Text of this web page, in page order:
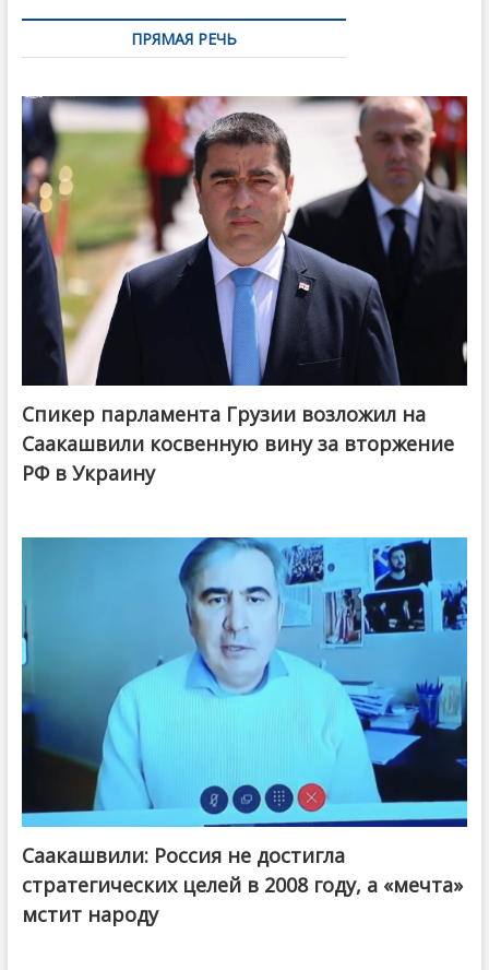
ПРЯМАЯ РЕЧЬ
Спикер парламента Грузии возложил на
Саакашвили косвенную вину за вторжение
РФ в Украину
Саакашвили: Россия не достигла
стратегических целей в 2008 году, а «мечта»
мстит народу